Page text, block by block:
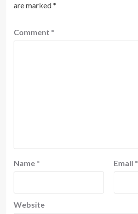
are marked*
Comment *
Name * Email *
Website